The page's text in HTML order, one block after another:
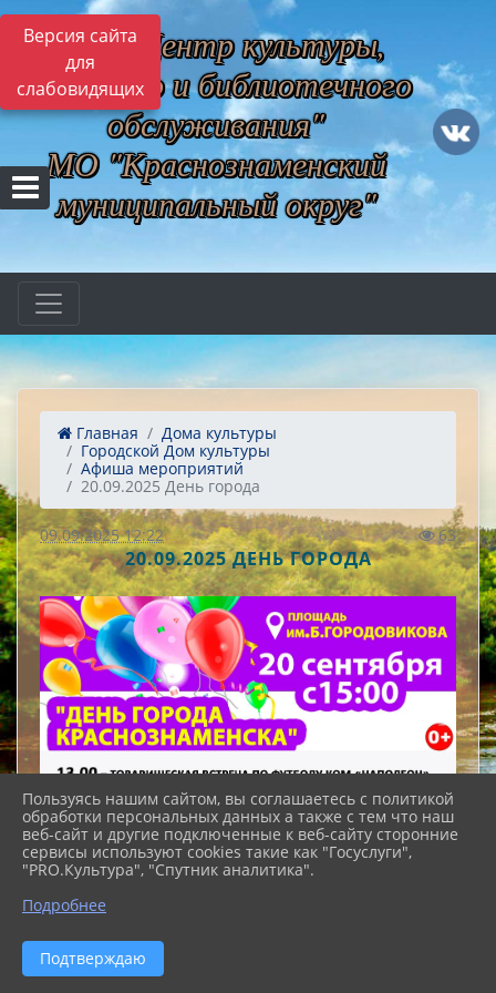
Версия сайта
для
слабовидящих
МБУ "Центр культуры,
музейного и библиотечного
обслуживания"
МО "Краснознаменский
муниципальный округ"
Главная
Дома культуры
Городской Дом культуры
Афиша мероприятий
20.09.2025 День города
09.09.2025 12:22 63
20.09.2025 ДЕНЬ ГОРОДА
Пользуясь нашим сайтом, вы соглашаетесь с политикой
обработки персональных данных а также с тем что наш
веб-сайт и другие подключенные к веб-сайту сторонние
сервисы используют cookies такие как "Госуслуги",
"PRO.Культура", "Спутник аналитика".
Подробнее
Подтверждаю